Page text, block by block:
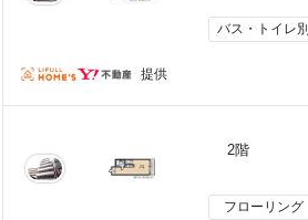
バス・トイレ別
提供
2階
フローリング